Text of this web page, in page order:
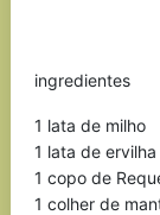
ingredientes
1 lata de milho
1 lata de ervilha
1 copo de
1 colher de